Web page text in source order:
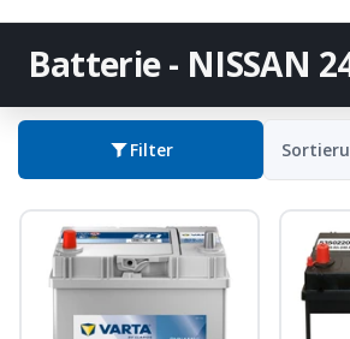
Batterie - NISSAN
Filter